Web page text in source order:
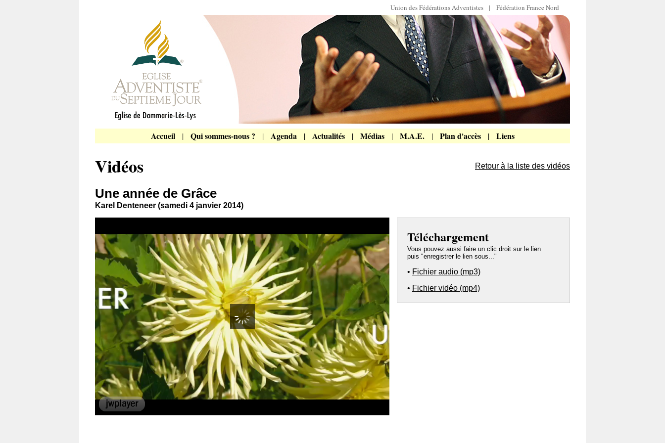
Union des Fédérations Adventistes | Fédération France Nord
Accueil| Qui sommes-nous ? | Agenda | Actualités| Médias| M.A.E.| Plan d'accès| Liens
Vidéos Retour à la liste des vidéos
Une année de Grâce
Karel Denteneer (samedi 4 janvier 2014)
00:00 00:00
Téléchargement
Vous pouvez aussi faire un clic droit sur le lien
puis "enregistrer le lien sous..."
• Fichier audio (mp3)
• Fichier vidéo (mp4)